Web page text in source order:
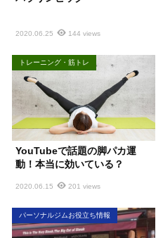
2020.06.25 144 views
トレーニング・筋トレ
YouTubeで話題の脚パカ運
動！本当に効いている？
2020.06.15 201 views
パーソナルジムお役立ち情報